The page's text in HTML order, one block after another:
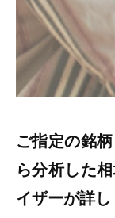
ご指定の銘
ら分析した
イザーが詳し